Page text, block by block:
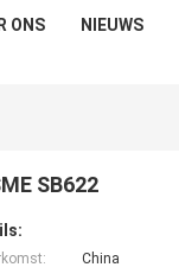
ONS NIEUWS
SB622
China